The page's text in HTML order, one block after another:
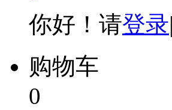
你好！请登录|
购物车
0